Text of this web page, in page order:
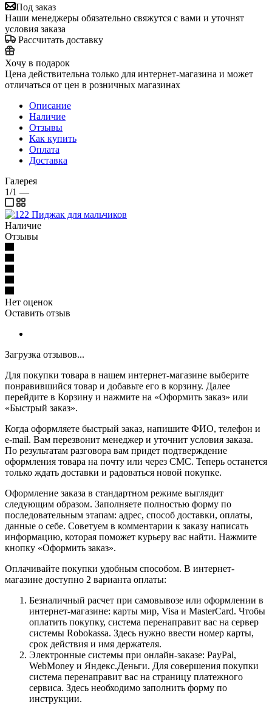
Под заказ
Наши менеджеры обязательно свяжутся с вами и уточнят
условия заказа
Рассчитать доставку
Хочу в подарок
Цена действительна только для интернет-магазина и может
отличаться от цен в розничных магазинах
Описание
Наличие
Отзывы
Как купить
Оплата
Доставка
Галерея
1/1 —
Наличие
Отзывы
Нет оценок
Оставить отзыв
Загрузка отзывов...
Для покупки товара в нашем интернет-магазине выберите
понравившийся товар и добавьте его в корзину. Далее
перейдите в Корзину и нажмите на «Оформить заказ» или
«Быстрый заказ».
Когда оформляете быстрый заказ, напишите ФИО, телефон и
e-mail. Вам перезвонит менеджер и уточнит условия заказа.
По результатам разговора вам придет подтверждение
оформления товара на почту или через СМС. Теперь останется
только ждать доставки и радоваться новой покупке.
Оформление заказа в стандартном режиме выглядит
следующим образом. Заполняете полностью форму по
последовательным этапам: адрес, способ доставки, оплаты,
данные о себе. Советуем в комментарии к заказу написать
информацию, которая поможет курьеру вас найти. Нажмите
кнопку «Оформить заказ».
Оплачивайте покупки удобным способом. В интернет-
магазине доступно 2 варианта оплаты:
Безналичный расчет при самовывозе или оформлении в
интернет-магазине: карты мир, Visa и MasterCard. Чтобы
оплатить покупку, система перенаправит вас на сервер
системы Robokassa. Здесь нужно ввести номер карты,
срок действия и имя держателя.
Электронные системы при онлайн-заказе: PayPal,
WebMoney и Яндекс.Деньги. Для совершения покупки
система перенаправит вас на страницу платежного
сервиса. Здесь необходимо заполнить форму по
инструкции.